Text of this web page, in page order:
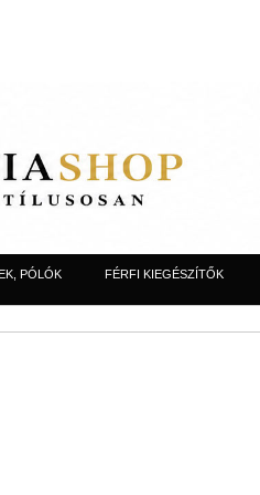
PÓLÓK FÉRFI KIEGÉSZÍTŐK